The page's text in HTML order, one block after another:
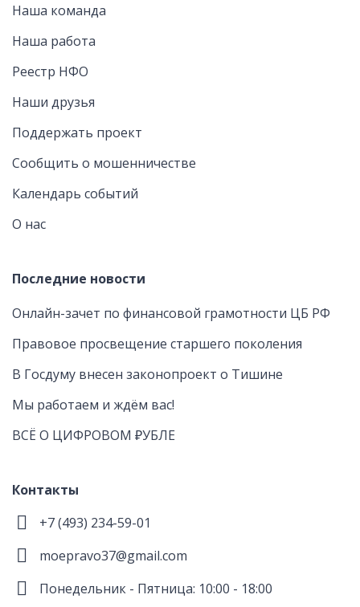
Наша команда
Наша работа
Реестр НФО
Наши друзья
Поддержать проект
Сообщить о мошенничестве
Календарь событий
О нас
Последние новости
Онлайн-зачет по финансовой грамотности ЦБ РФ
Правовое просвещение старшего поколения
В Госдуму внесен законопроект о Тишине
Мы работаем и ждём вас!
ВСЁ О ЦИФРОВОМ ₽УБЛЕ
Контакты
+7 (493) 234-59-01
moepravo37@gmail.com
Понедельник - Пятница: 10:00 - 18:00